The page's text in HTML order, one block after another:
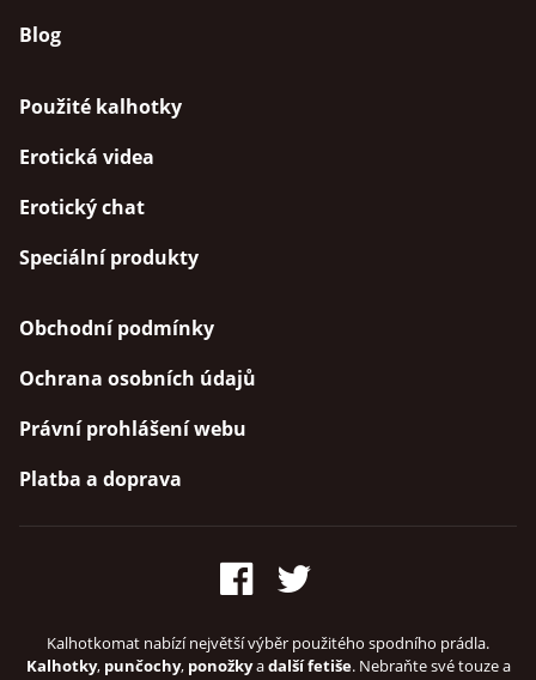
Blog
Použité kalhotky
Erotická videa
Erotický chat
Speciální produkty
Obchodní podmínky
Ochrana osobních údajů
Právní prohlášení webu
Platba a doprava
Kalhotkomat nabízí největší výběr použitého spodního prádla.
Kalhotky, punčochy, ponožkyadalší fetiše. Nebraňte své touze a